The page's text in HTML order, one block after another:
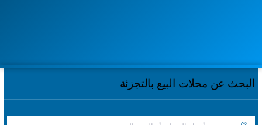
البحث عن محلات البيع بالتجزئة